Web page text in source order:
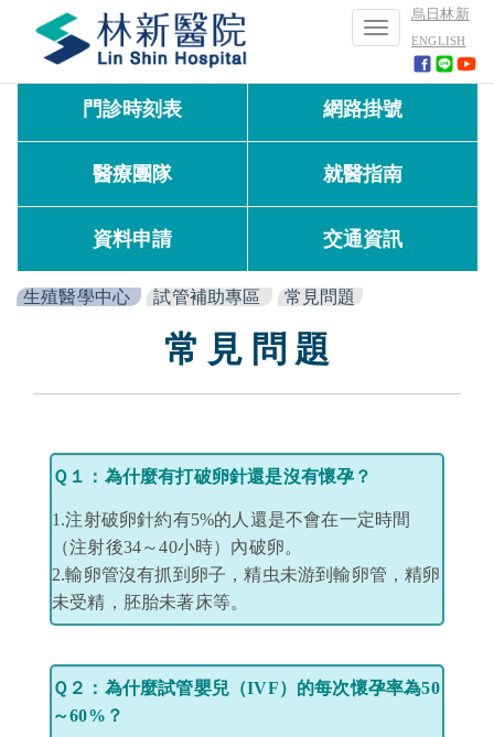
烏日林新
ENGLISH
Toggle
navigation
門診時刻表 網路掛號
醫療團隊 就醫指南
資料申請 交通資訊
生殖醫學中心 試管補助專區 常見問題
常 見 問 題
Ｑ１： 為什麼有打破卵針還是沒有懷孕？
1.注射破卵針約有5%的人還是不會在一定時間
（注射後34～40小時）內破卵。
2.輸卵管沒有抓到卵子，精虫未游到輸卵管，精卵
未受精，胚胎未著床等。
Ｑ２：為什麼試管嬰兒（IVF）的每次懷孕率為50
～60%？